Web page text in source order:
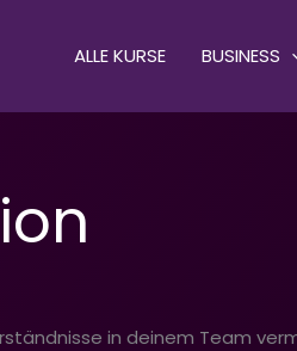
ALLE KURSE BUSINESS
in deinem Team